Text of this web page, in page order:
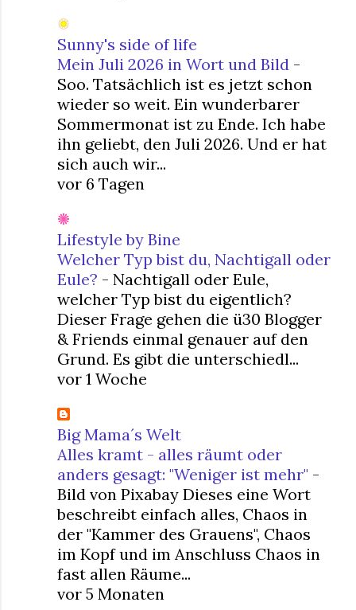
Sunny's side of life
Mein Juli 2026 in Wort und Bild -
Soo. Tatsächlich ist es jetzt schon
wieder so weit. Ein wunderbarer
Sommermonat ist zu Ende. Ich habe
ihn geliebt, den Juli 2026. Und er hat
sich auch wir...
vor 6 Tagen
Lifestyle by Bine
Welcher Typ bist du, Nachtigall oder
Eule? - Nachtigall oder Eule,
welcher Typ bist du eigentlich?
Dieser Frage gehen die ü30 Blogger
& Friends einmal genauer auf den
Grund. Es gibt die unterschiedl...
vor 1 Woche
Big Mama´s Welt
Alles kramt - alles räumt oder
anders gesagt: "Weniger ist mehr" -
Bild von Pixabay Dieses eine Wort
beschreibt einfach alles, Chaos in
der "Kammer des Grauens", Chaos
im Kopf und im Anschluss Chaos in
fast allen Räume...
vor 5 Monaten